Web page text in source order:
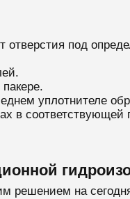
отверстия под
уплотнителе
в соответствующей
решением на